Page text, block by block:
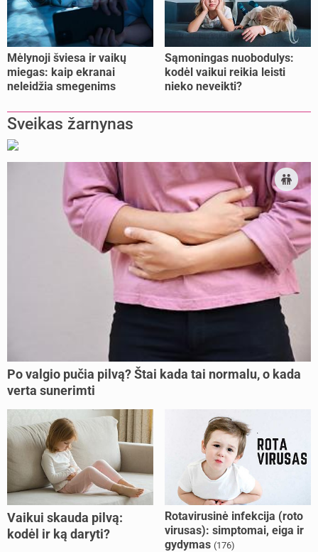
Mėlynoji šviesa ir vaikų
miegas: kaip ekranai
neleidžia smegenims
Sąmoningas nuobodulys:
kodėl vaikui reikia leisti
nieko neveikti?
Sveikas žarnynas
Po valgio pučia pilvą? Štai kada tai normalu, o kada
verta sunerimti
Vaikui skauda pilvą:
kodėl ir ką daryti?
Rotavirusinė infekcija (roto
virusas): simptomai, eiga ir
gydymas (176)